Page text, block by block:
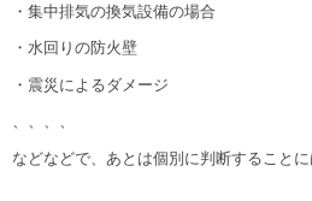
・集中排気の換気設備の場合
・水回りの防火壁
・震災によるダメージ
、、、、
などなどで、あとは個別に判断することに